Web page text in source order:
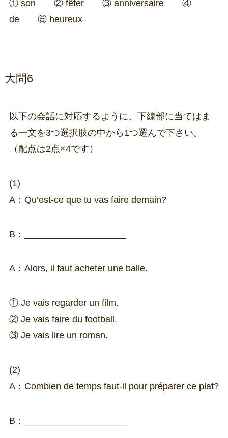
① son ② fêter ③ anniversaire ④
de ⑤ heureux
大問6
以下の会話に対応するように、下線部に当てはま
る一文を3つ選択肢の中から1つ選んで下さい。
（配点は2点×4です）
(1)
A：Qu’est-ce que tu vas faire demain?
B：____________________
A：Alors, il faut acheter une balle.
① Je vais regarder un film.
② Je vais faire du football.
③ Je vais lire un roman.
(2)
A：Combien de temps faut-il pour préparer ce plat?
B：____________________